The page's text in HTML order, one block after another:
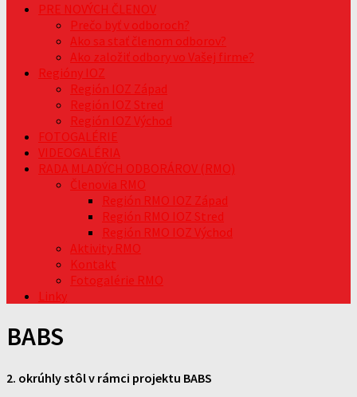
PRE NOVÝCH ČLENOV
Prečo byť v odboroch?
Ako sa stať členom odborov?
Ako založiť odbory vo Vašej firme?
Regióny IOZ
Región IOZ Západ
Región IOZ Stred
Región IOZ Východ
FOTOGALÉRIE
VIDEOGALÉRIA
RADA MLADÝCH ODBORÁROV (RMO)
Členovia RMO
Región RMO IOZ Západ
Región RMO IOZ Stred
Región RMO IOZ Východ
Aktivity RMO
Kontakt
Fotogalérie RMO
Linky
BABS
2. okrúhly stôl v rámci projektu BABS